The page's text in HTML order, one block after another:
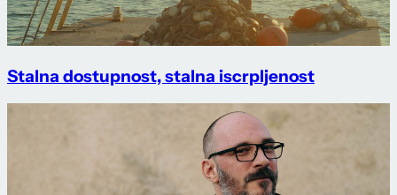
Stalna dostupnost, stalna iscrpljenost